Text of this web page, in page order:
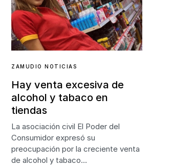
ZAMUDIO NOTICIAS
Hay venta excesiva de
alcohol y tabaco en
tiendas
La asociación civil El Poder del
Consumidor expresó su
preocupación por la creciente venta
de alcohol y tabaco…